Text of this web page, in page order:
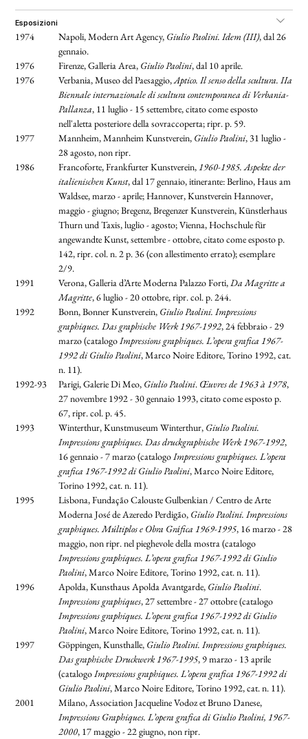
esposizioni
1974 Napoli, Modern Art Agency, Giulio Paolini. Idem (III), dal 26
gennaio.
1976
Firenze, Galleria Area, Giulio Paolini, dal 10 aprile.
1976
Verbania, Museo del Paesaggio,Aptico. Il senso della scultura. IIa
Biennale internazionale di scultura contemporanea di Verbania-
Pallanza, 11 luglio - 15 settembre, citato come esposto
nell'aletta posteriore della sovraccoperta; ripr. p. 59.
1977
Mannheim, Mannheim Kunstverein, Giulio Paolini, 31 luglio -
28 agosto, non ripr.
1986
Francoforte, Frankfurter Kunstverein,1960-1985. Aspekte der
italienischen Kunst, dal 17 gennaio, itinerante: Berlino, Haus am
Waldsee, marzo - aprile; Hannover, Kunstverein Hannover,
maggio - giugno; Bregenz, Bregenzer Kunstverein, Künstlerhaus
Thurn und Taxis, luglio - agosto; Vienna, Hochschule für
angewandte Kunst, settembre - ottobre, citato come esposto p.
142, ripr. col. n. 2 p. 36 (con allestimento errato); esemplare
2/9.
1991
Verona, Galleria d’Arte Moderna Palazzo Forti,Da Magritte a
Magritte, 6 luglio - 20 ottobre, ripr. col. p. 244.
1992
Bonn, Bonner Kunstverein, Giulio Paolini. Impressions
graphiques. Das graphische Werk 1967-1992, 24 febbraio - 29
marzo (catalogoImpressions graphiques. L’opera grafica 1967-
1992 di Giulio Paolini, Marco Noire Editore, Torino 1992, cat.
n. 11).
1992-93
Parigi, Galerie Di Meo, Giulio Paolini. Œuvres de 1963 à 1978,
27 novembre 1992 - 30 gennaio 1993, citato come esposto p.
67, ripr. col. p. 45.
1993
Winterthur, Kunstmuseum Winterthur, Giulio Paolini.
Impressions graphiques. Das druckgraphische Werk 1967-1992,
16 gennaio - 7 marzo (catalogoImpressions graphiques. L’opera
grafica 1967-1992 di Giulio Paolini, Marco Noire Editore,
Torino 1992, cat. n. 11).
1995
Lisbona, Fundação Calouste Gulbenkian / Centro de Arte
Moderna José de Azeredo Perdigão, Giulio Paolini. Impressions
graphiques. Múltiplos e Obra Gráfica 1969-1995, 16 marzo - 28
maggio, non ripr. nel pieghevole della mostra (catalogo
Impressions graphiques. L’opera grafica 1967-1992 di Giulio
Paolini, Marco Noire Editore, Torino 1992, cat. n. 11).
1996
Apolda, Kunsthaus Apolda Avantgarde, Giulio Paolini.
Impressions graphiques, 27 settembre - 27 ottobre (catalogo
Impressions graphiques. L’opera grafica 1967-1992 di Giulio
Paolini, Marco Noire Editore, Torino 1992, cat. n. 11).
1997
Göppingen, Kunsthalle, Giulio Paolini. Impressions graphiques.
Das graphische Druckwerk 1967-1995, 9 marzo - 13 aprile
(catalogoImpressions graphiques. L’opera grafica 1967-1992 di
Giulio Paolini, Marco Noire Editore, Torino 1992, cat. n. 11).
2001
Milano, Association Jacqueline Vodoz et Bruno Danese,
Impressions Graphiques. L’opera grafica di Giulio Paolini, 1967-
2000, 17 maggio - 22 giugno, non ripr.